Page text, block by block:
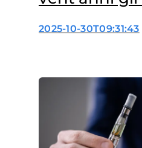
colpiti delle
2025-10-30T09:31:43